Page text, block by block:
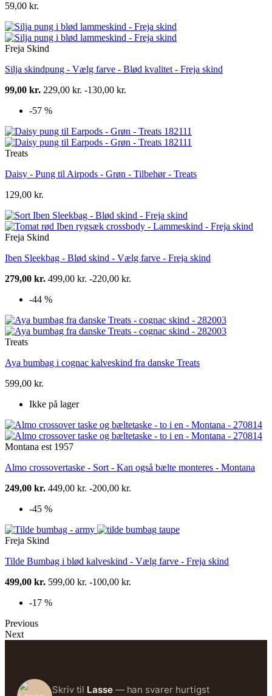
59,00 kr.
Freja Skind
Silja skindpung - Vælg farve - Blød kvalitet - Freja skind
99,00 kr. 229,00 kr. -130,00 kr.
-57 %
Treats
Daisy - Pung til Airpods - Grøn - Tilbehør - Treats
129,00 kr.
Freja Skind
Iben Sleekbag - Blød skind - Vælg farve - Freja skind
279,00 kr. 499,00 kr. -220,00 kr.
-44 %
Treats
Aya bumbag i cognac kalveskind fra danske Treats
599,00 kr.
Ikke på lager
Montana est 1957
Almo crossovertaske - Sort - Kan også bælte monteres - Montana
249,00 kr. 449,00 kr. -200,00 kr.
-45 %
Freja Skind
Tilde Bumbag i blød kalveskind - Vælg farve - Freja skind
499,00 kr. 599,00 kr. -100,00 kr.
-17 %
Previous
Next
Skriv til Lasse— han svarer hurtigst